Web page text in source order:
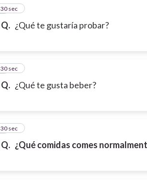
Q. ¿Qué te gustaría probar?
7
30 sec
Q. ¿Qué te gusta beber?
8
30 sec
Q. ¿Qué comidas comes
9
30 sec